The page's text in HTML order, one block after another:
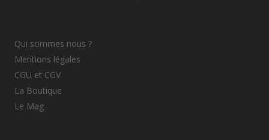
Qui sommes nous ?
Mentions légales
CGU et CGV
La Boutique
Le Mag